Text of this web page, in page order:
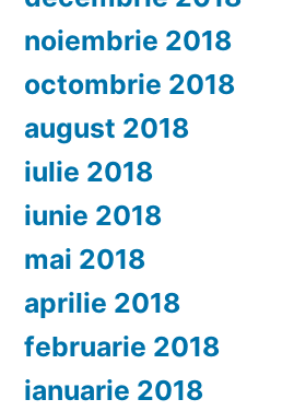
noiembrie 2018
octombrie 2018
august 2018
iulie 2018
iunie 2018
mai 2018
aprilie 2018
februarie 2018
ianuarie 2018